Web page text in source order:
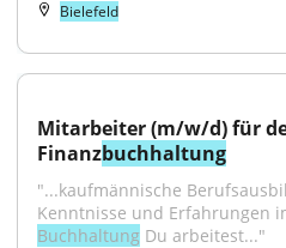
Bielefeld
Mitarbeiter (m/w/d) für
Finanzbuchhaltung
"...kaufmännische
Buchhaltung Du arbeitest..."